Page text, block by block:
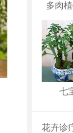
多肉
七
花卉诊